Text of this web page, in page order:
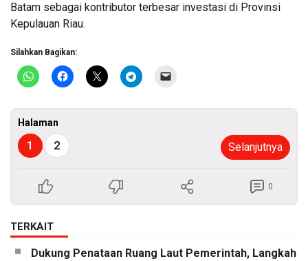
Batam sebagai kontributor terbesar investasi di Provinsi
Kepulauan Riau.
Silahkan Bagikan:
Halaman
1 2 Selanjutnya
0
TERKAIT
Dukung Penataan Ruang Laut Pemerintah, Langkah